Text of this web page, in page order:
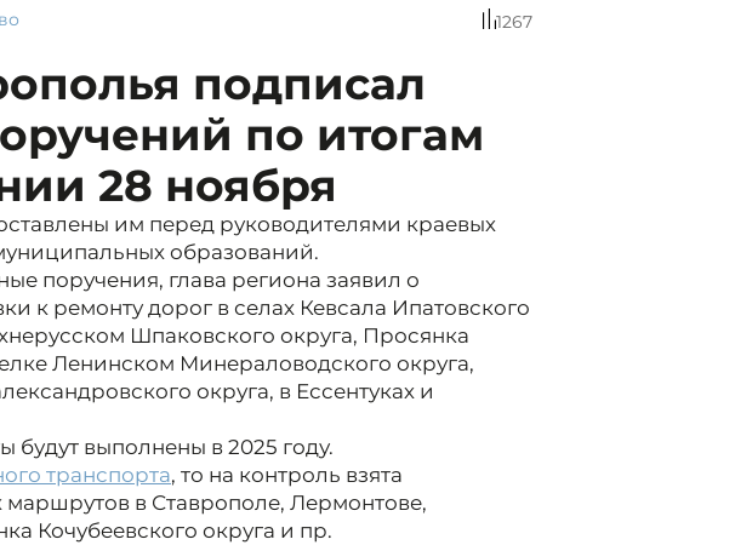
1267
подписал
по итогам
28 ноября
им перед руководителями краевых
образований.
поручения, глава региона заявил о
к ремонту дорог в селах Кевсала Ипатовского
Шпаковского округа, Просянка
Ленинском Минераловодского округа,
округа, в Ессентуках и
будут выполнены в 2025 году.
транспорта, то на контроль взята
маршрутов в Ставрополе, Лермонтове,
Кочубеевского округа и пр.